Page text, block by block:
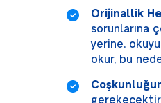
Orijinallik
sorunlarına
yerine,
okur, bu